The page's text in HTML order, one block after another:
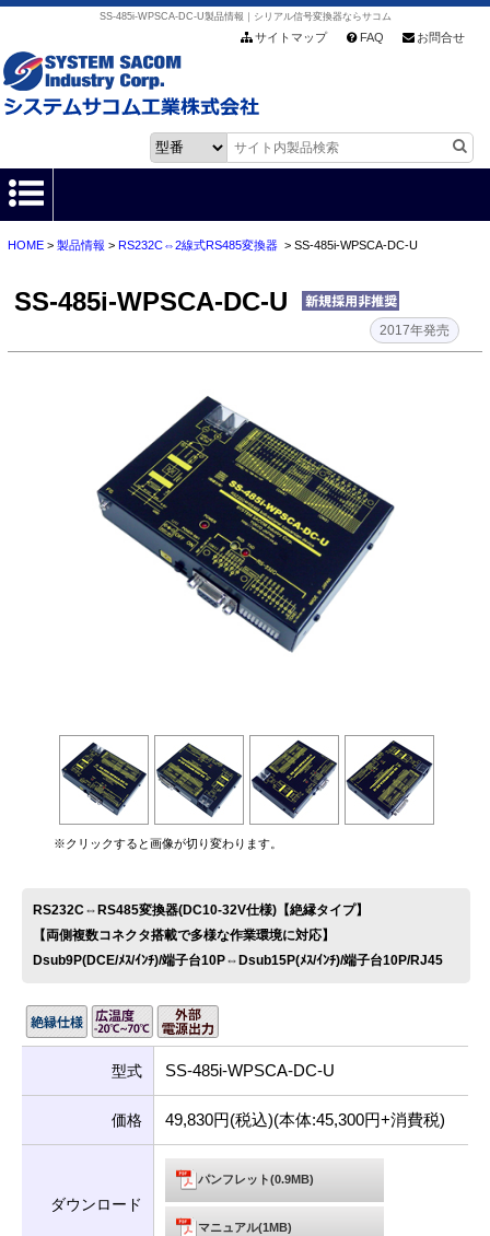
SS-485i-WPSCA-DC-U製品情報｜シリアル信号変換器ならサコム
サイトマップ FAQ お問合せ
HOME
製品情報
各種ダウンロード
お客様サポート
会社情報
お問い合わせ
HOME> 製品情報 > RS232C⇔2線式RS485変換器> SS-485i-WPSCA-DC-U
SS-485i-WPSCA-DC-U
2017年発売
※クリックすると画像が切り変わります。
RS232C⇔RS485変換器(DC10-32V仕様)【絶縁タイプ】
【両側複数コネクタ搭載で多様な作業環境に対応】
Dsub9P(DCE/ﾒｽ/ｲﾝﾁ)/端子台10P⇔Dsub15P(ﾒｽ/ｲﾝﾁ)/端子台10P/RJ45
型式 SS-485i-WPSCA-DC-U
価格 49,830円(税込)(本体:45,300円+消費税)
ダウンロード
パンフレット(0.9MB)
マニュアル(1MB)